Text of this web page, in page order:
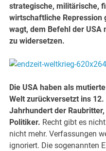
strategische, militärische,
wirtschaftliche Repression
wagt, dem Befehl der USA
zu widersetzen.
Die USA haben als
Welt zurückversetzt ins
Jahrhundert der
Politiker. Recht gibt es
nicht mehr. Verfassungen
ignoriert. Die sogenannten